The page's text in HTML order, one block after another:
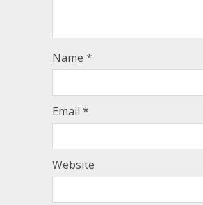
Name *
Email *
Website